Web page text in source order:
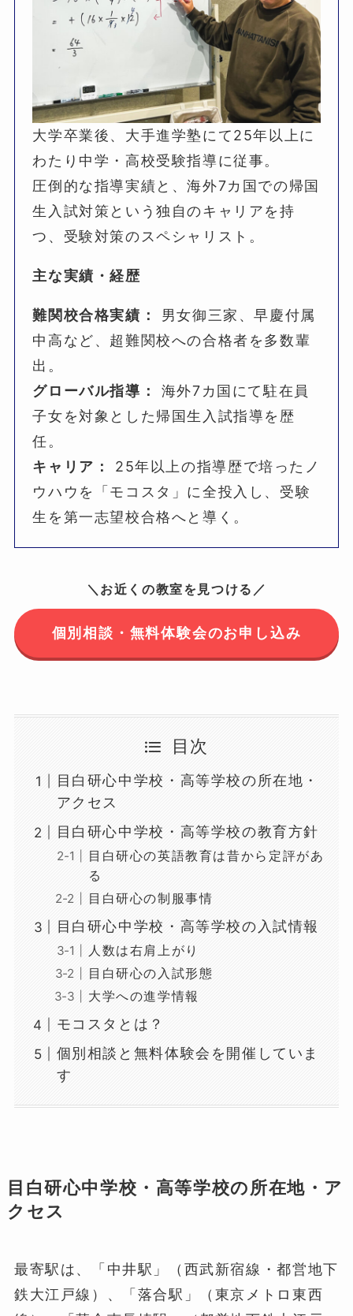
大学卒業後、大手進学塾にて25年以上に
わたり中学・高校受験指導に従事。
圧倒的な指導実績と、海外7カ国での帰国
生入試対策という独自のキャリアを持
つ、受験対策のスペシャリスト。
主な実績・経歴
難関校合格実績：
男女御三家、早慶付属
中高など、超難関校への合格者を多数輩
出。
グローバル指導：
海外7カ国にて駐在員
子女を対象とした帰国生入試指導を歴
任。
キャリア：
25年以上の指導歴で培ったノ
ウハウを「モコスタ」に全投入し、受験
生を第一志望校合格へと導く。
＼お近くの教室を見つける／
個別相談・無料体験会のお申し込み
目次
目白研心中学校・高等学校の所在地・
アクセス
目白研心中学校・高等学校の教育方針
目白研心の英語教育は昔から定評があ
る
目白研心の制服事情
目白研心中学校・高等学校の入試情報
人数は右肩上がり
目白研心の入試形態
大学への進学情報
モコスタとは？
個別相談と無料体験会を開催していま
す
目白研心中学校・高等学校の所在地・ア
クセス
最寄駅は、「中井駅」（西武新宿線・都営地下
鉄大江戸線）、「落合駅」（東京メトロ東西